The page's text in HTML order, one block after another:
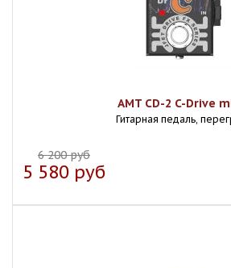
AMT CD-2 C-Drive
Гитарная педаль,
6 200 руб
5 580 руб